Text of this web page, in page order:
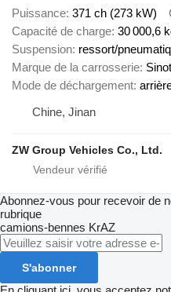
Puissance 371 ch (273 kW)
Capacité de charge 30 000,6
Suspension ressort/
Marque de la carrosserie
Mode de déchargement
Chine, Jinan
ZW Group Vehicles Co., Ltd.
Abonnez-vous pour recevoir de
rubrique
camions-bennes KrAZ
S'abonner